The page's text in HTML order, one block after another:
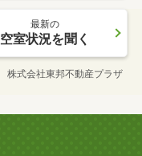
最新の
空室状況を聞く
式会社東邦不動産プラザ